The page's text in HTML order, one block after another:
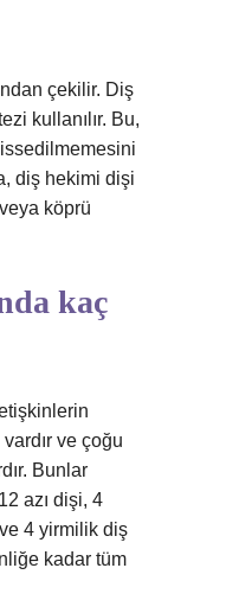
çekilir. Diş
kullanılır. Bu,
diş hekimi dişi
köprü
kaç
ve çoğu
Bunlar
azı dişi, 4
4 yirmilik diş
kadar tüm